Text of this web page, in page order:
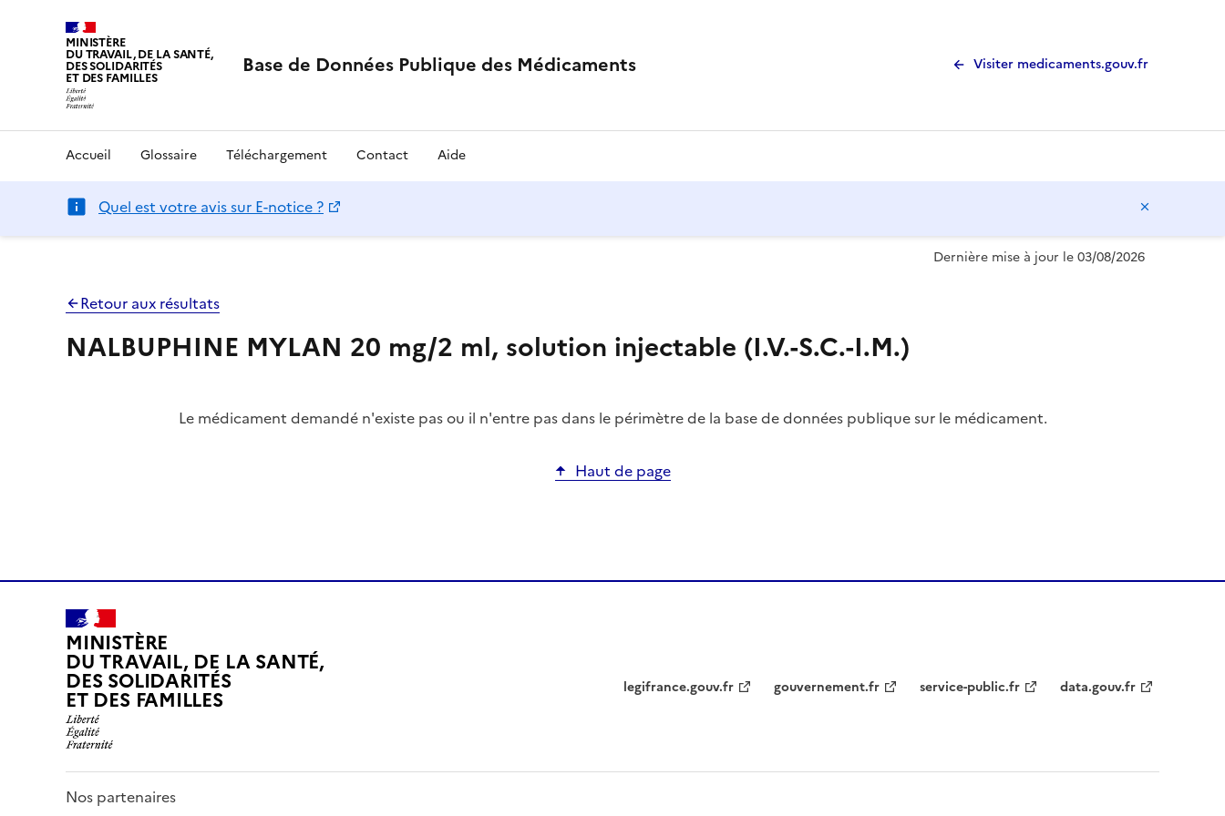
MINISTÈRE
DU TRAVAIL, DE LA SANTÉ,
DES SOLIDARITÉS
ET DES FAMILLES Base de Données Publique des Médicaments Visiter medicaments.gouv.fr
Accueil Glossaire Téléchargement Contact Aide
Quel est votre avis sur E-notice ?
Dernière mise à jour le 03/08/2026
Retour aux résultats
NALBUPHINE MYLAN 20 mg/2 ml, solution injectable (I.V.-S.C.-I.M.)
Le médicament demandé n'existe pas ou il n'entre pas dans le périmètre de la base de données publique sur le médicament.
Haut de page
MINISTÈRE
DU TRAVAIL, DE LA SANTÉ,
DES SOLIDARITÉS
ET DES FAMILLES legifrance.gouv.fr gouvernement.fr service-public.fr data.gouv.fr
Nos partenaires